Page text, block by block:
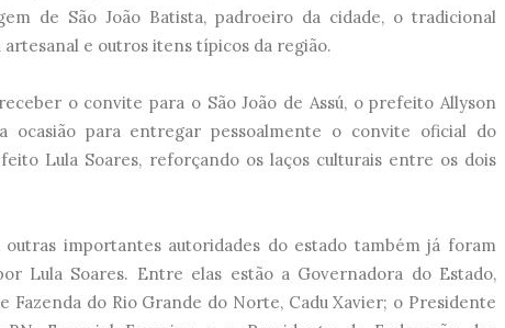
de São João Batista, padroeiro da cidade, o tradicional
artesanal e outros itens típicos da região.
o convite para o São João de Assú, o prefeito Allyson
ocasião para entregar pessoalmente o convite oficial do
Lula Soares, reforçando os laços culturais entre os dois
importantes autoridades do estado também já foram
Lula Soares. Entre elas estão a Governadora do Estado,
Fazenda do Rio Grande do Norte, Cadu Xavier; o Presidente